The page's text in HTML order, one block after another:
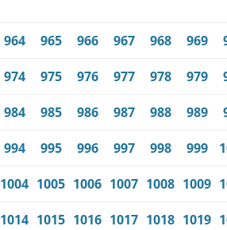
964 965 966 967 968 969
974 975 976 977 978 979
984 985 986 987 988 989
994 995 996 997 998 999
1004 1005 1006 1007 1008 1009
1014 1015 1016 1017 1018 1019